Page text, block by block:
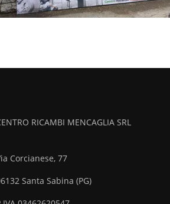
RICAMBI MENCAGLIA SRL​
Corcianese, 77
Santa Sabina (PG)